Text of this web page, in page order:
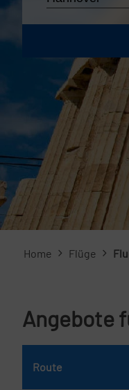
Home Flüge
Angebote
Route